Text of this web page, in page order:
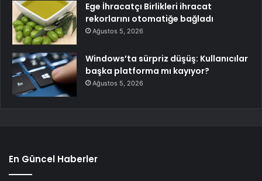
Ege İhracatçı Birlikleri ihracat
rekorlarını otomatiğe bağladı
Ağustos 5, 2026
Windows’ta sürpriz düşüş: Kullanıcılar
başka platforma mı kayıyor?
Ağustos 5, 2026
En Güncel Haberler